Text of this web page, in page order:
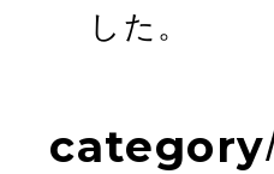
した。
category